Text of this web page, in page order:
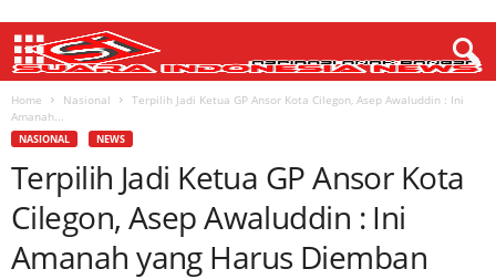
Home Nasional
Terpilih Jadi Ketua GP Ansor Kota Cilegon, Asep Awaluddin : Ini
Amanah...
NASIONAL NEWS
Terpilih Jadi Ketua GP Ansor Kota
Cilegon, Asep Awaluddin : Ini
Amanah yang Harus Diemban